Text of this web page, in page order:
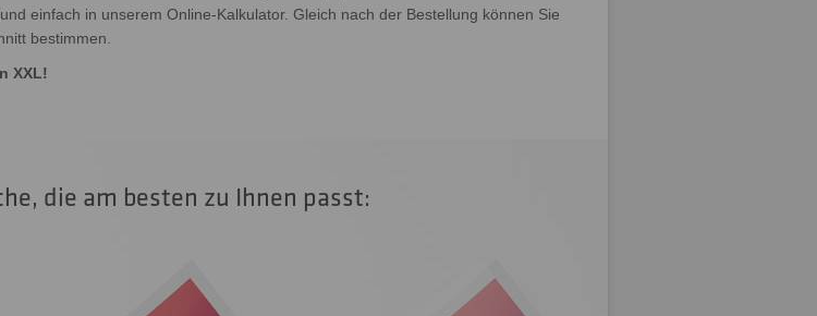
einfach in unserem Online-Kalkulator. Gleich nach der Bestellung können Sie
bestimmen.
XXL!
die am besten zu Ihnen passt: